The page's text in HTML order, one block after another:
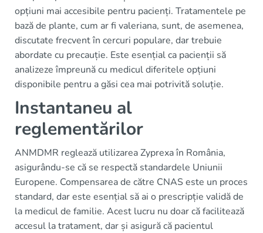
opțiuni mai accesibile pentru pacienți. Tratamentele pe
bază de plante, cum ar fi valeriana, sunt, de asemenea,
discutate frecvent în cercuri populare, dar trebuie
abordate cu precauție. Este esențial ca pacienții să
analizeze împreună cu medicul diferitele opțiuni
disponibile pentru a găsi cea mai potrivită soluție.
Instantaneu al
reglementărilor
ANMDMR reglează utilizarea Zyprexa în România,
asigurându-se că se respectă standardele Uniunii
Europene. Compensarea de către CNAS este un proces
standard, dar este esențial să ai o prescripție validă de
la medicul de familie. Acest lucru nu doar că facilitează
accesul la tratament, dar și asigură că pacientul